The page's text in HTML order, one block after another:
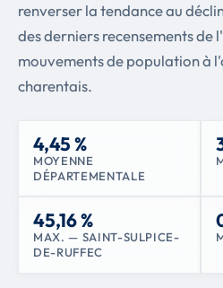
renverser la tendance au
des derniers recensements de
mouvements de population à
charentais.
4,45 %
MOYENNE
DÉPARTEMENTALE
45,16 %
MAX. — SAINT-SULPICE-
DE-RUFFEC